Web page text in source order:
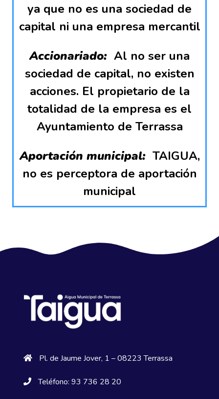
ya que no es una sociedad de
capital ni una empresa mercantil
Accionariado: Al no ser una
sociedad de capital, no existen
acciones. El propietario de la
totalidad de la empresa es el
Ayuntamiento de Terrassa
Aportación municipal: TAIGUA,
no es perceptora de aportación
municipal
Pl. de Jaume Jover, 1 – 08223 Terrassa
Teléfono: 93 736 28 20